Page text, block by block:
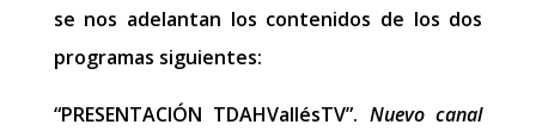
se nos adelantan los contenidos de los dos
programas siguientes:
“PRESENTACIÓN TDAHVallésTV”. Nuevo canal